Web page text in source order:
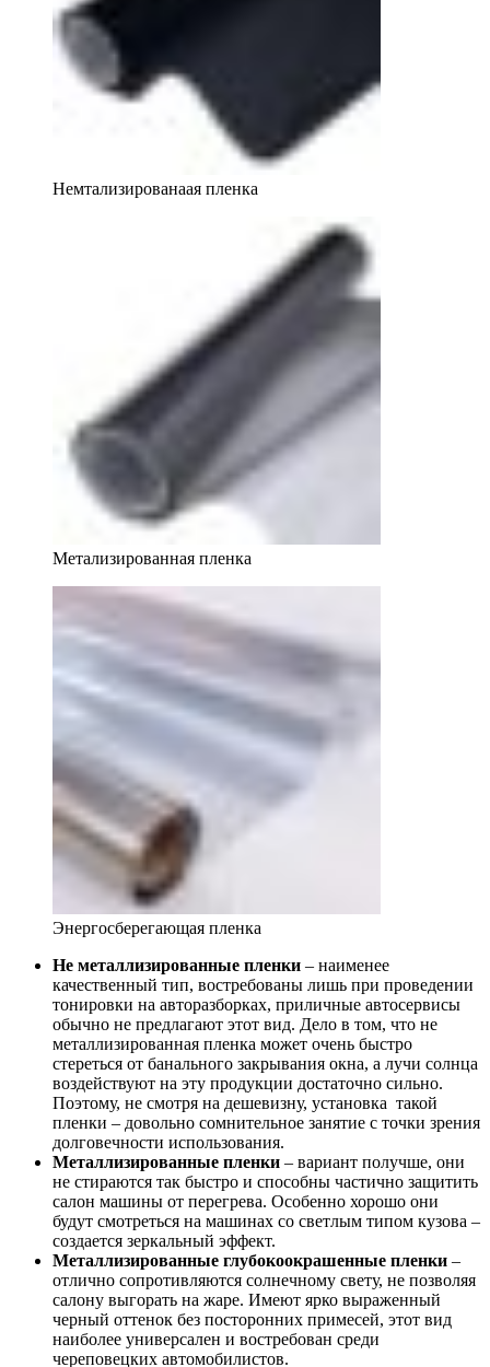
Немтализированаая пленка
Метализированная пленка
Энергосберегающая пленка
Не металлизированные пленки – наименее
качественный тип, востребованы лишь при проведении
тонировки на авторазборках, приличные автосервисы
обычно не предлагают этот вид. Дело в том, что не
металлизированная пленка может очень быстро
стереться от банального закрывания окна, а лучи солнца
воздействуют на эту продукции достаточно сильно.
Поэтому, не смотря на дешевизну, установка такой
пленки – довольно сомнительное занятие с точки зрения
долговечности использования.
Металлизированные пленки – вариант получше, они
не стираются так быстро и способны частично защитить
салон машины от перегрева. Особенно хорошо они
будут смотреться на машинах со светлым типом кузова –
создается зеркальный эффект.
Металлизированные глубокоокрашенные пленки –
отлично сопротивляются солнечному свету, не позволяя
салону выгорать на жаре. Имеют ярко выраженный
черный оттенок без посторонних примесей, этот вид
наиболее универсален и востребован среди
череповецких автомобилистов.